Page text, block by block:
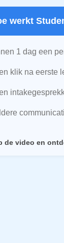
werkt
1 dag een
klik na eerste
de video en